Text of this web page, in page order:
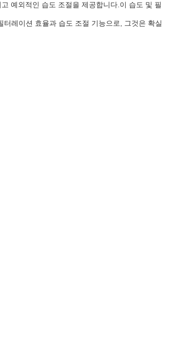
예외적인 습도 조절을 제공합니다.이 습도 및 필
레이션 효율과 습도 조절 기능으로, 그것은 확실